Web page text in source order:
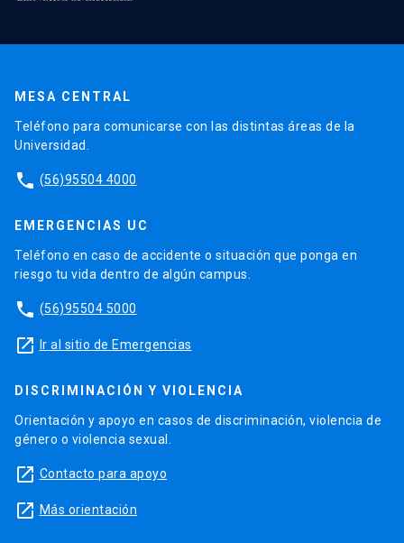
MESA CENTRAL
Teléfono para comunicarse con las distintas áreas de la
Universidad.
phone (56)95504 4000
EMERGENCIAS UC
Teléfono en caso de accidente o situación que ponga en
riesgo tu vida dentro de algún campus.
phone (56)95504 5000
launch Ir al sitio de Emergencias
DISCRIMINACIÓN Y VIOLENCIA
Orientación y apoyo en casos de discriminación, violencia de
género o violencia sexual.
launch Contacto para apoyo
launch Más orientación